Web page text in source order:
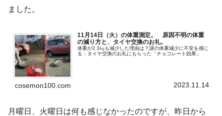
ました。
11月14日（火）の体重測定。 原因不明の体重
の減り方と、タイヤ交換のお礼。
体重が2.3㎏も減少した理由は？謎の体重減少に不安を感じ
る：タイヤ交換のお礼にもらった「チョコレート効果」
cosemon100.com 2023.11.14
月曜日、火曜日は何も感じなかったのですが、昨日から